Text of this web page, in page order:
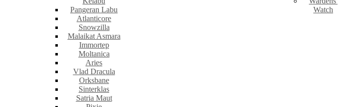
Pangeran Labu
Atlanticore
Snowzilla
Malaikat Asmara
Immortep
Moltanica
Aries
Vlad Dracula
Orksbane
Sinterklas
Satria Maut
Watch